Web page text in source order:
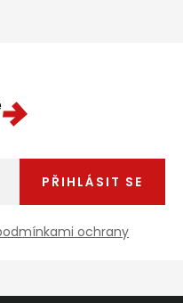
ochrany
PŘIHLÁSIT SE